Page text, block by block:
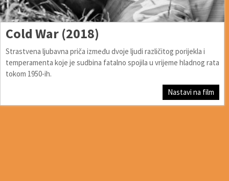
Cold War (2018)
Strastvena ljubavna priča između dvoje ljudi različitog porijekla i
temperamenta koje je sudbina fatalno spojila u vrijeme hladnog rata
tokom 1950-ih.
Nastavi na film